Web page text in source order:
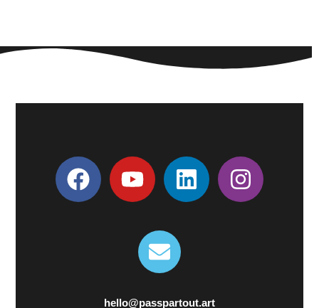
hello@passpartout.art